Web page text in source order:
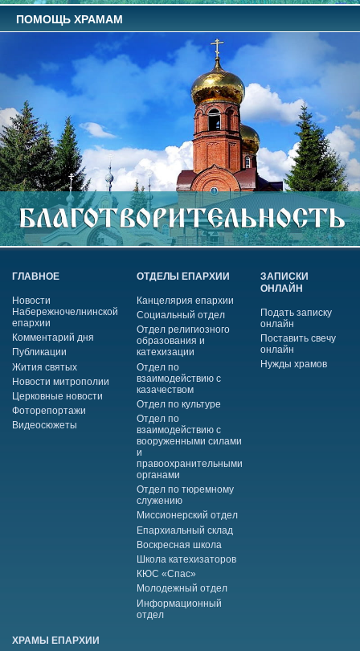
ПОМОЩЬ ХРАМАМ
ГЛАВНОЕ
Новости
Набережночелнинской
епархии
Комментарий дня
Публикации
Жития святых
Новости митрополии
Церковные новости
Фоторепортажи
Видеосюжеты
ОТДЕЛЫ ЕПАРХИИ
Канцелярия епархии
Социальный отдел
Отдел религиозного
образования и
катехизации
Отдел по
взаимодействию с
казачеством
Отдел по культуре
Отдел по
взаимодействию с
вооруженными силами
и
правоохранительными
органами
Отдел по тюремному
служению
Миссионерский отдел
Епархиальный склад
Воскресная школа
Школа катехизаторов
КЮС «Спас»
Молодежный отдел
Информационный
отдел
ЗАПИСКИ
ОНЛАЙН
Подать записку
онлайн
Поставить свечу
онлайн
Нужды храмов
ХРАМЫ ЕПАРХИИ